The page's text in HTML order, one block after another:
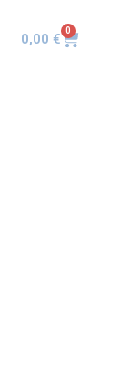
0,00€ 0